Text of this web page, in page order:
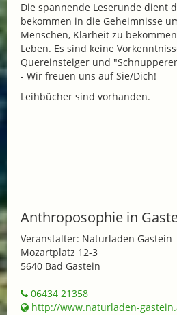
Die spannende Leserunde dient
bekommen in die Geheimnisse
Menschen, Klarheit zu
Leben. Es sind keine
Quereinsteiger und
- Wir freuen uns auf Sie/Dich!
Leihbücher sind vorhanden.
Anthroposophie in
Veranstalter: Naturladen Gastein
Mozartplatz 12-3
5640 Bad Gastein
06434 21358
http://www.naturladen-